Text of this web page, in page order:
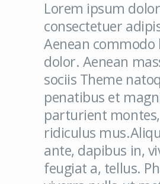
Lorem ipsum
consectetuer
Aenean commodo
dolor. Aenean
sociis Theme
penatibus et
parturient
ridiculus
ante, dapibus in,
feugiat a, tellus.